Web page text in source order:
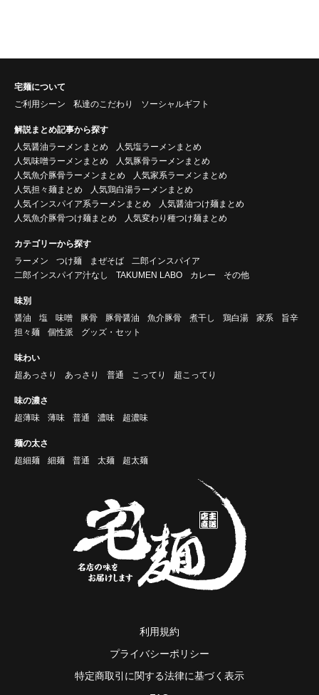
宅麺について
ご利用シーン
私達のこだわり ソーシャルギフト
解説まとめ記事から探す
人気醤油ラーメンまとめ
人気塩ラーメンまとめ
人気味噌ラーメンまとめ
人気豚骨ラーメンまとめ
人気魚介豚骨ラーメンまとめ
人気家系ラーメンまとめ
人気担々麺まとめ
人気鶏白湯ラーメンまとめ
人気インスパイア系ラーメンまとめ
人気醤油つけ麺まとめ
人気魚介豚骨つけ麺まとめ
人気変わり種つけ麺まとめ
カテゴリーから探す
ラーメン
つけ麺 まぜそば
二郎インスパイア
二郎インスパイア汁なし
TAKUMEN LABO カレー その他
味別
醤油
塩 味噌 豚骨 豚骨醤油 魚介豚骨 煮干し 鶏白湯 家系
旨辛
担々麺
個性派 グッズ・セット
味わい
超あっさり
あっさり 普通 こってり 超こってり
味の濃さ
超薄味
薄味 普通 濃味 超濃味
麺の太さ
超細麺
細麺 普通 太麺 超太麺
利用規約
プライバシーポリシー
特定商取引に関する法律に基づく表示